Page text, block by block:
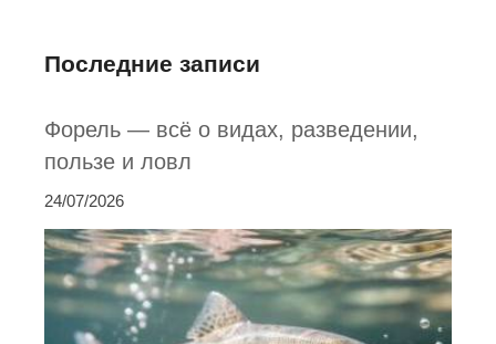
Последние записи
Форель — всё о видах, разведении,
пользе и ловл
24/07/2026